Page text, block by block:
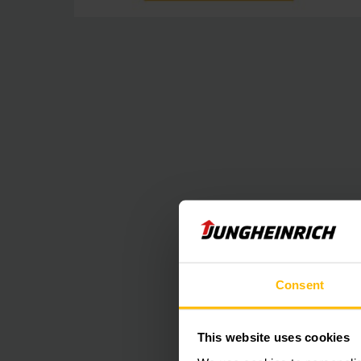
Consent
This website uses cookies
Máximo